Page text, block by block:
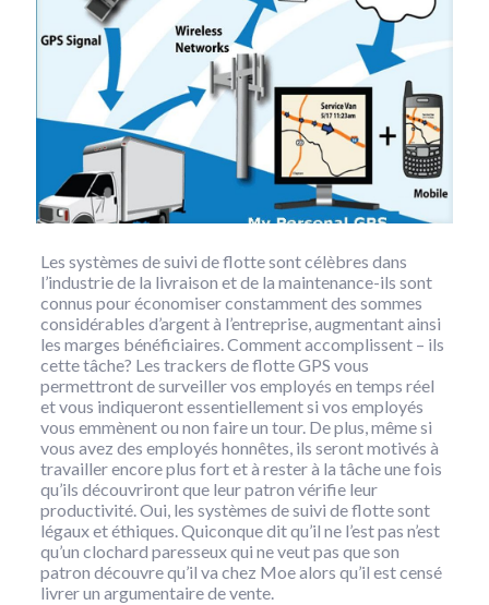
Les systèmes de suivi de flotte sont célèbres dans
l’industrie de la livraison et de la maintenance-ils sont
connus pour économiser constamment des sommes
considérables d’argent à l’entreprise, augmentant ainsi
les marges bénéficiaires. Comment accomplissent – ils
cette tâche? Les trackers de flotte GPS vous
permettront de surveiller vos employés en temps réel
et vous indiqueront essentiellement si vos employés
vous emmènent ou non faire un tour. De plus, même si
vous avez des employés honnêtes, ils seront motivés à
travailler encore plus fort et à rester à la tâche une fois
qu’ils découvriront que leur patron vérifie leur
productivité. Oui, les systèmes de suivi de flotte sont
légaux et éthiques. Quiconque dit qu’il ne l’est pas n’est
qu’un clochard paresseux qui ne veut pas que son
patron découvre qu’il va chez Moe alors qu’il est censé
livrer un argumentaire de vente.